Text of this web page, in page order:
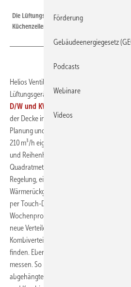
Die Lüftungsgeräte KWL 140 D/W und KWL
Küchenzeilen ihren Platz.
Helios Ventilatoren erweitert sein Portfolio
Lüftungsgeräte mit Wärmerückgewinnung.
D/W und KWL 210 D/W
der Decke installieren und bieten damit
Planung und im Einbau. Mit Luftleistungen
210 m³/h eignen sich die Geräte ideal für
und Reihenhäuser mit Wohnflächen von
Quadratmeter. Die Geräte verfügen über
Regelung, eine automatische Bypass-
Wärmerückgewinnungsgrad von bis zu 90
per Touch-Display, das auch eine
Wochenprogramme ermöglicht. Für die
neue Verteilerlösungen zur Verfügung: Der
Kombiverteiler kann mit auch in beengten
finden. Ebenso wie die Lüftungsgeräte, die
messen. So passen sie auch in Vorwände
abgehängte Decken, beispielsweise über
Förderung
Gebäudeenergiegesetz
Podcasts
Webinare
Videos